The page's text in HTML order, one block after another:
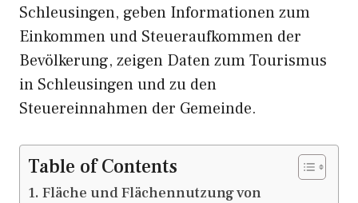
Schleusingen, geben Informationen zum
Einkommen und Steueraufkommen der
Bevölkerung, zeigen Daten zum Tourismus
in Schleusingen und zu den
Steuereinnahmen der Gemeinde.
Table of Contents
Fläche und Flächennutzung von